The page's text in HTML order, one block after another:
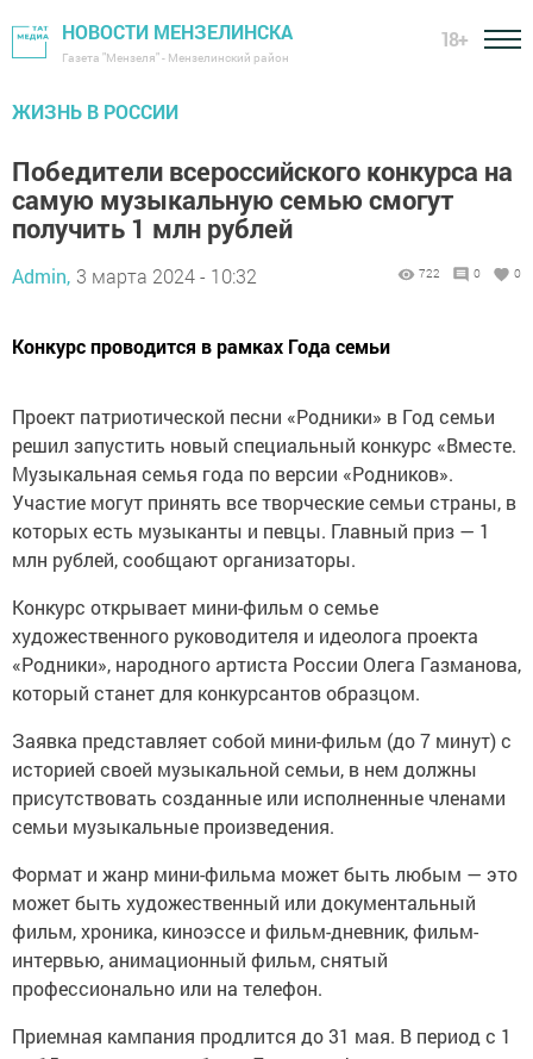
НОВОСТИ МЕНЗЕЛИНСКА
Газета "Мензеля" - Мензелинский район
18+
ЖИЗНЬ В РОССИИ
Победители всероссийского конкурса на
самую музыкальную семью смогут
получить 1 млн рублей
Admin, 3 марта 2024 - 10:32 722 0 0
Конкурс проводится в рамках Года семьи
Проект патриотической песни «Родники» в Год семьи
решил запустить новый специальный конкурс «Вместе.
Музыкальная семья года по версии «Родников».
Участие могут принять все творческие семьи страны, в
которых есть музыканты и певцы. Главный приз — 1
млн рублей, сообщают организаторы.
Конкурс открывает мини-фильм о семье
художественного руководителя и идеолога проекта
«Родники», народного артиста России Олега Газманова,
который станет для конкурсантов образцом.
Заявка представляет собой мини-фильм (до 7 минут) с
историей своей музыкальной семьи, в нем должны
присутствовать созданные или исполненные членами
семьи музыкальные произведения.
Формат и жанр мини-фильма может быть любым — это
может быть художественный или документальный
фильм, хроника, киноэссе и фильм-дневник, фильм-
интервью, анимационный фильм, снятый
профессионально или на телефон.
Приемная кампания продлится до 31 мая. В период с 1